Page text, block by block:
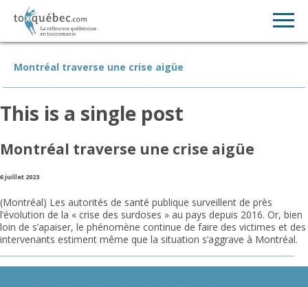
Montréal traverse une crise aigüe
This is a single post
Montréal traverse une crise aigüe
6 juillet 2023
(Montréal) Les autorités de santé publique surveillent de près
l’évolution de la « crise des surdoses » au pays depuis 2016. Or, bien
loin de s’apaiser, le phénomène continue de faire des victimes et des
intervenants estiment même que la situation s’aggrave à Montréal.